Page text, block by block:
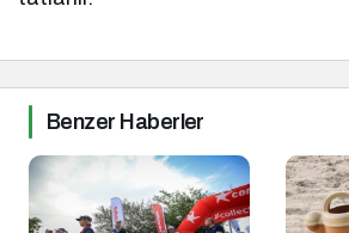
Benzer Haberler